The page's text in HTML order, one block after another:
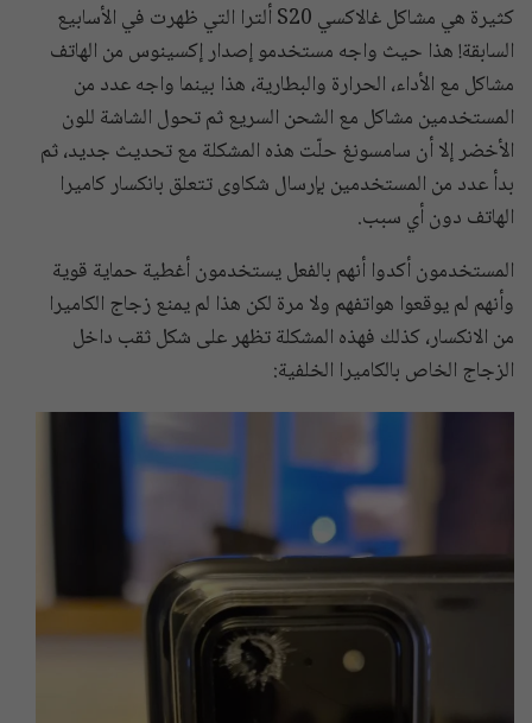
كثيرة هي مشاكل غالاكسي S20 ألترا التي ظهرت في الأسابيع
السابقة! هذا حيث واجه مستخدمو إصدار إكسينوس من الهاتف
مشاكل مع الأداء، الحرارة والبطارية، هذا بينما واجه عدد من
المستخدمين مشاكل مع الشحن السريع ثم تحول الشاشة للون
الأخضر إلا أن سامسونغ حلّت هذه المشكلة مع تحديث جديد، ثم
بدأ عدد من المستخدمين بإرسال شكاوى تتعلق بانكسار كاميرا
الهاتف دون أي سبب.
المستخدمون أكدوا أنهم بالفعل يستخدمون أغطية حماية قوية
وأنهم لم يوقعوا هواتفهم ولا مرة لكن هذا لم يمنع زجاج الكاميرا
من الانكسار، كذلك فهذه المشكلة تظهر على شكل ثقب داخل
الزجاج الخاص بالكاميرا الخلفية: